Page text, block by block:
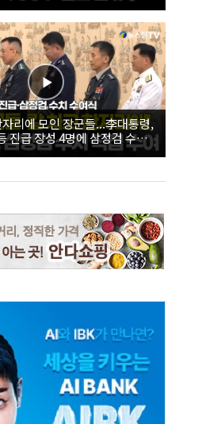
리에 모인 장군들...李대통령,
진급 장성 4명에 삼정검 수치
장성 진급·삼정검 수치